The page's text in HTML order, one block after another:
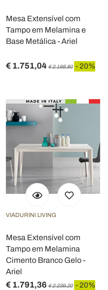
Mesa Extensível com
Tampo em Melamina e
Base Metálica - Ariel
€ 1.751,04 € 2.188,80 - 20%
VIADURINI LIVING
Mesa Extensível com
Tampo em Melamina
Cimento Branco Gelo -
Ariel
€ 1.791,36 € 2.239,20 - 20%